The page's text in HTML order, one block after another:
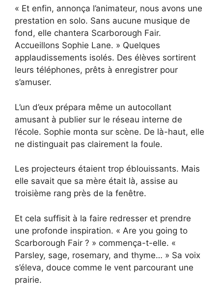
« Et enfin, annonça l’animateur, nous avons une
prestation en solo. Sans aucune musique de
fond, elle chantera Scarborough Fair.
Accueillons Sophie Lane. » Quelques
applaudissements isolés. Des élèves sortirent
leurs téléphones, prêts à enregistrer pour
s’amuser.
L’un d’eux prépara même un autocollant
amusant à publier sur le réseau interne de
l’école. Sophie monta sur scène. De là-haut, elle
ne distinguait pas clairement la foule.
Les projecteurs étaient trop éblouissants. Mais
elle savait que sa mère était là, assise au
troisième rang près de la fenêtre.
Et cela suffisit à la faire redresser et prendre
une profonde inspiration. « Are you going to
Scarborough Fair ? » commença-t-elle. «
Parsley, sage, rosemary, and thyme… » Sa voix
s’éleva, douce comme le vent parcourant une
prairie.